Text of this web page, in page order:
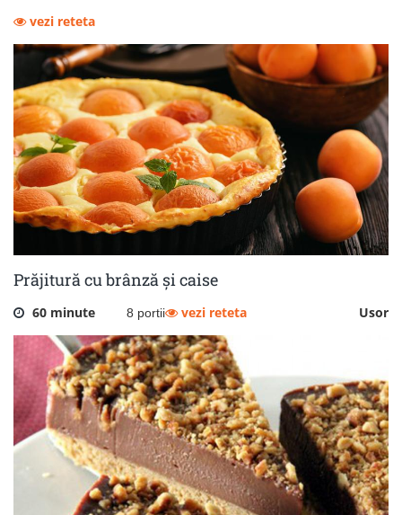
vezi reteta
Prăjitură cu brânză și caise
60 minute 8 portii Usor
vezi reteta